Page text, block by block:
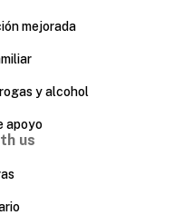
mejorada
y alcohol
apoyo
us